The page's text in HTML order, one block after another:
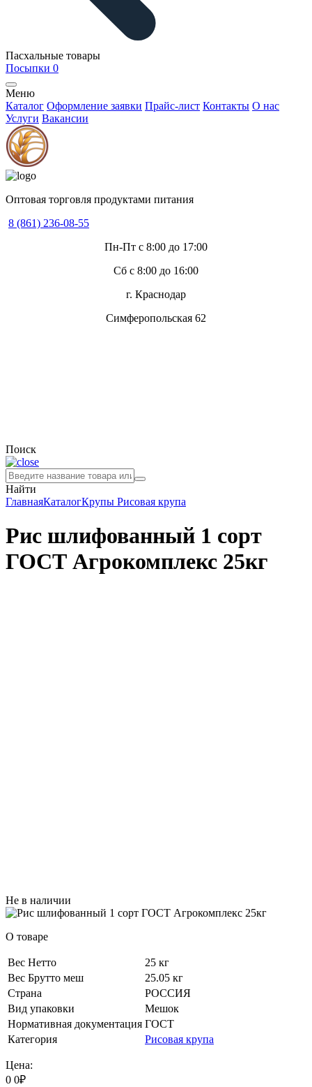
Пасхальные товары
Посыпки 0
Меню
Каталог Оформление заявки Прайс-лист Контакты О нас
Услуги Вакансии
Оптовая торговля продуктами питания
8 (861) 236-08-55
Пн-Пт с 8:00 до 17:00
Сб с 8:00 до 16:00
г. Краснодар
Симферопольская 62
Поиск
Найти
ГлавнаяКаталогКрупы Рисовая крупа
Рис шлифованный 1 сорт
ГОСТ Агрокомплекс 25кг
Не в наличии
О товаре
Вес Нетто
25 кг
Вес Брутто меш
25.05 кг
Страна
РОССИЯ
Вид упаковки
Мешок
Нормативная документация ГОСТ
Категория
Рисовая крупа
Цена:
0 0₽